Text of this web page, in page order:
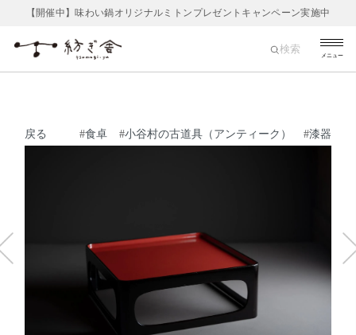
【開催中】味わい鍋オリジナルミトンプレゼントキャンペーン実施中
メニュー
検索
戻る #食卓 #小谷村の古道具（アンティーク） #漆器